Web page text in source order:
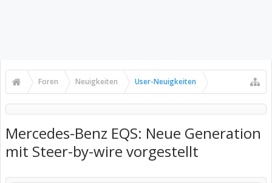
Foren Neuigkeiten User-Neuigkeiten
Mercedes-Benz EQS: Neue Generation
mit Steer-by-wire vorgestellt